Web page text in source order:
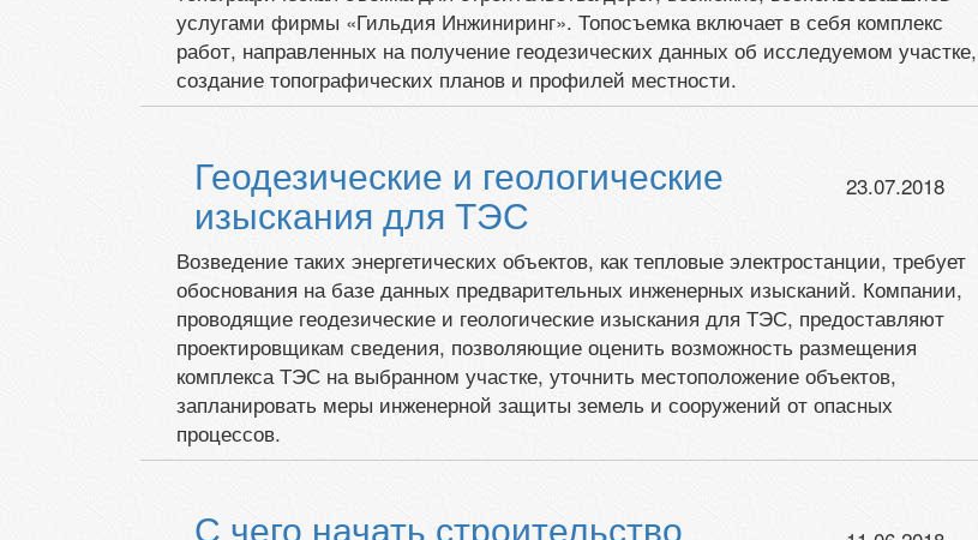
услугами фирмы «Гильдия Инжиниринг». Топосъемка включает в себя комплекс
работ, направленных на получение геодезических данных об исследуемом участке,
создание топографических планов и профилей местности.
Геодезические и геологические
изыскания для ТЭС
23.07.2018
Возведение таких энергетических объектов, как тепловые электростанции, требует
обоснования на базе данных предварительных инженерных изысканий. Компании,
проводящие геодезические и геологические изыскания для ТЭС, предоставляют
проектировщикам сведения, позволяющие оценить возможность размещения
комплекса ТЭС на выбранном участке, уточнить местоположение объектов,
запланировать меры инженерной защиты земель и сооружений от опасных
процессов.
С чего начать строительство